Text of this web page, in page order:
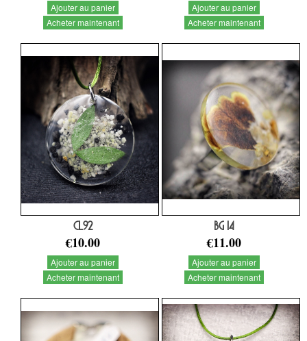
Ajouter au panier
Acheter maintenant
Ajouter au panier
Acheter maintenant
CL92
€10.00
Ajouter au panier
Acheter maintenant
BG 14
€11.00
Ajouter au panier
Acheter maintenant